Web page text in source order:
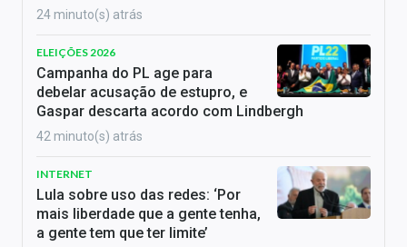
24 minuto(s) atrás
ELEIÇÕES 2026
Campanha do PL age para
debelar acusação de estupro, e
Gaspar descarta acordo com Lindbergh
42 minuto(s) atrás
INTERNET
Lula sobre uso das redes: ‘Por
mais liberdade que a gente tenha,
a gente tem que ter limite’